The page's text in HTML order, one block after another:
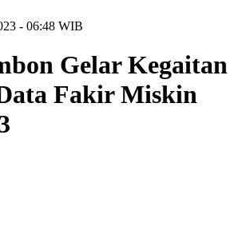
- 06:48 WIB
Gelar Kegaitan
Fakir Miskin